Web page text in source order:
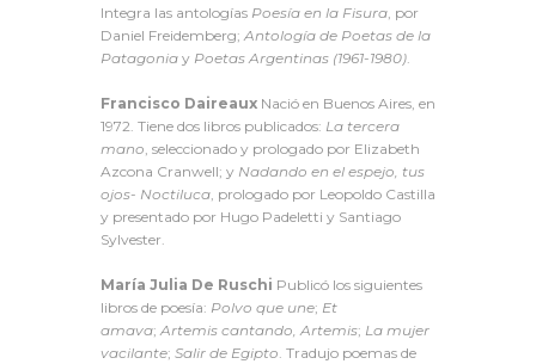
Integra las antologías Poesía en la Fisura , por
Daniel Freidemberg; Antología de Poetas de la
Patagonia y Poetas Argentinas (1961-1980)
Francisco Daireaux Nació en Buenos Aires, en
1972. Tiene dos libros publicados: La tercera
mano , seleccionado y prologado por Elizabeth
Azcona Cranwell; y Nadando en el espejo, tus
ojos- Noctiluca , prologado por Leopoldo Castilla
y presentado por Hugo Padeletti y Santiago
Sylvester.
María Julia De Ruschi Publicó los siguientes
libros de poesía: Polvo que une; Et
amava;Artemis cantando, Artemis; La mujer
vacilante; Salir de Egipto. Tradujo poemas de